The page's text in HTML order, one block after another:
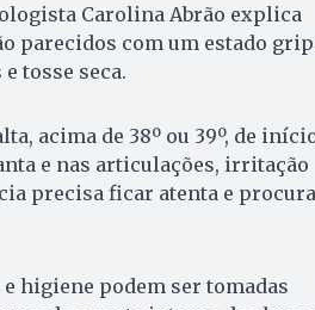
Carolina Abrão explica
parecidos com um estado
tosse seca.
acima de 38º ou 39º, de
e nas articulações, irritação
precisa ficar atenta e
higiene podem ser tomadas